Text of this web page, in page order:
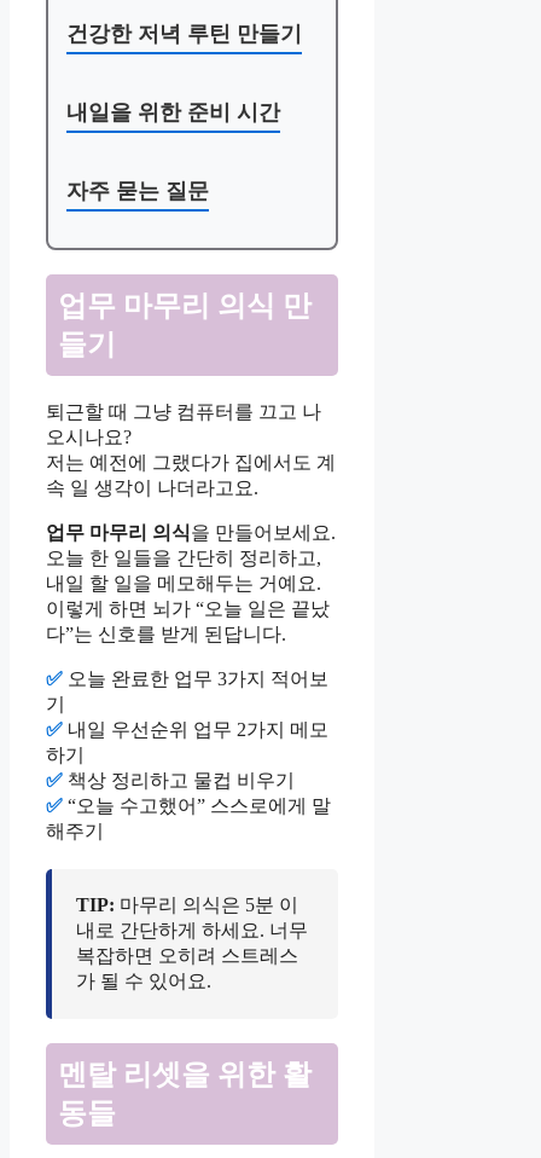
건강한 저녁 루틴 만들기
내일을 위한 준비 시간
자주 묻는 질문
업무 마무리 의식 만
들기
퇴근할 때 그냥 컴퓨터를 끄고 나
오시나요?
저는 예전에 그랬다가 집에서도 계
속 일 생각이 나더라고요.
업무 마무리 의식을 만들어보세요.
오늘 한 일들을 간단히 정리하고,
내일 할 일을 메모해두는 거예요.
이렇게 하면 뇌가 “오늘 일은 끝났
다”는 신호를 받게 된답니다.
✅ 오늘 완료한 업무 3가지 적어보
기
✅ 내일 우선순위 업무 2가지 메모
하기
✅ 책상 정리하고 물컵 비우기
✅ “오늘 수고했어” 스스로에게 말
해주기
TIP: 마무리 의식은 5분 이
내로 간단하게 하세요. 너무
복잡하면 오히려 스트레스
가 될 수 있어요.
멘탈 리셋을 위한 활
동들